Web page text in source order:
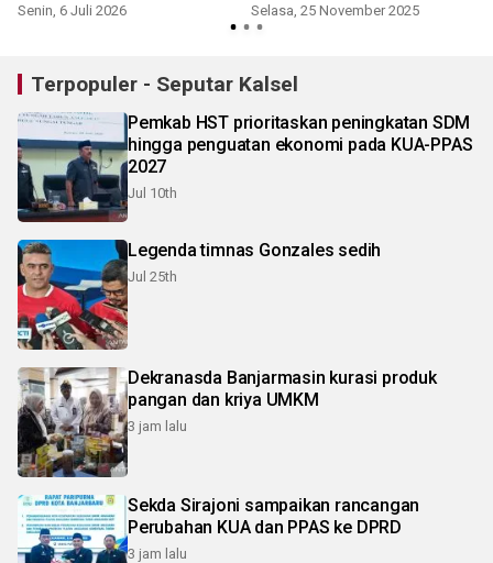
Senin, 6 Juli 2026 Selasa, 25 November 2025
Terpopuler - Seputar Kalsel
Pemkab HST prioritaskan peningkatan SDM
hingga penguatan ekonomi pada KUA-PPAS
2027
Jul 10th
Legenda timnas Gonzales sedih
Jul 25th
Dekranasda Banjarmasin kurasi produk
pangan dan kriya UMKM
3 jam lalu
Sekda Sirajoni sampaikan rancangan
Perubahan KUA dan PPAS ke DPRD
3 jam lalu